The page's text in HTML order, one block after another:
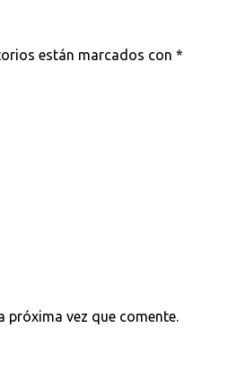
están marcados con *
próxima vez que comente.